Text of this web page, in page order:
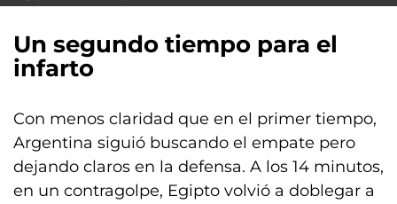
Un segundo tiempo para el
infarto
Con menos claridad que en el primer tiempo,
Argentina siguió buscando el empate pero
dejando claros en la defensa. A los 14 minutos,
en un contragolpe, Egipto volvió a doblegar a